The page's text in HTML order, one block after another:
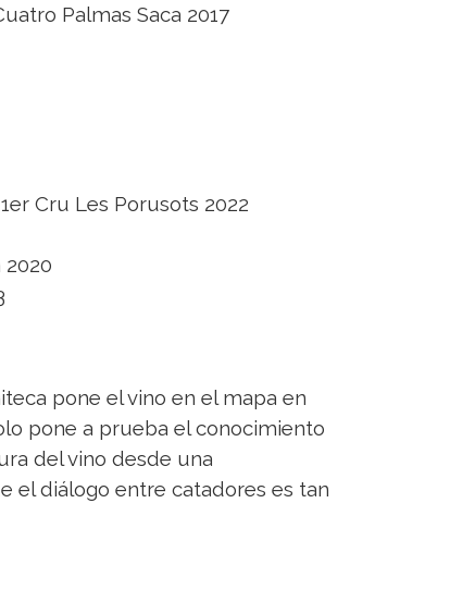
Palmas Saca 2017
Cru Les Porusots 2022
2020
pone el vino en el mapa en
pone a prueba el conocimiento
del vino desde una
el diálogo entre catadores es tan